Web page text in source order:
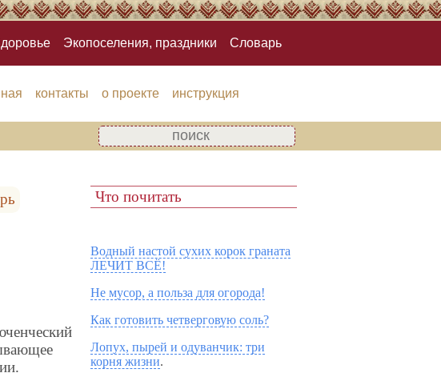
Экопоселения, праздники Словарь
контакты о проекте инструкция
Что почитать
Водный настой сухих корок граната
ЛЕЧИТ ВСЁ!
Не мусор, а польза для огорода!
Как готовить четверговую соль?
Лопух, пырей и одуванчик: три
корня жизни.